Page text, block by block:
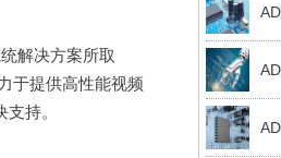
解决方案所取
于提供高性能视频
持。